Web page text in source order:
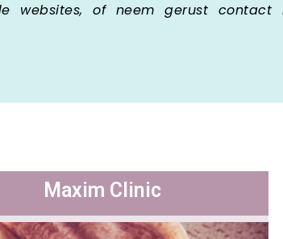
websites, of neem gerust
Maxim Clinic